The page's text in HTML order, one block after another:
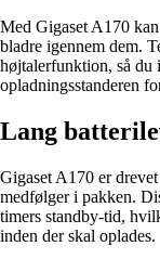
Med Gigaset A170
bladre igennem dem.
højtalerfunktion, så du
opladningsstanderen
Lang
Gigaset A170 er
medfølger i pakken.
timers standby-tid,
inden der skal oplades.